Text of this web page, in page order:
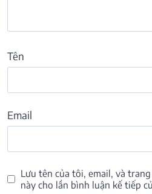
Tên
Email
Lưu tên của tôi, email, và
này cho lần bình luận kế tiếp